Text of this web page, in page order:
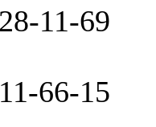
11-69
66-15